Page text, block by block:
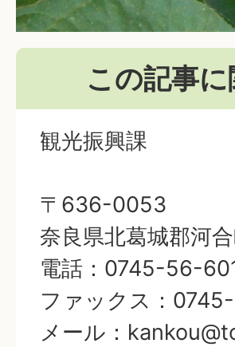
この記事
観光振興課
〒636-0053
奈良県北葛城郡河
電話：0745-56-
ファックス：
メール：